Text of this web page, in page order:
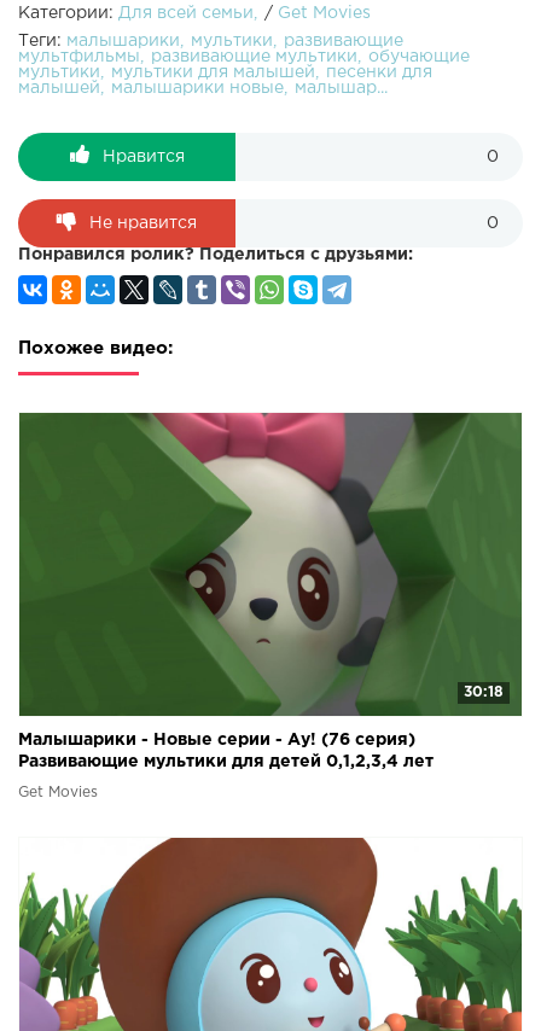
Категории: Для всей семьи / Get Movies
Теги: малышарики мультики
развивающие
мультфильмы
развивающие мультики
обучающие
мультики
мультики для малышей
песенки для
малышей
малышарики новые малышар...
Нравится 0
Не нравится 0
Понравился ролик? Поделиться с друзьями:
Похожее видео:
30:18
Малышарики - Новые серии - Ау! (76 серия)
Развивающие мультики для детей 0,1,2,3,4 лет
Get Movies